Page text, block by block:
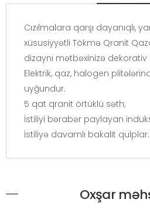
Cızılmalara qarşı dayanıqlı,
xüsusiyyətli Tökmə Qranit
dizaynı mətbəxinizə
Elektrik, qaz, halogen
uyğundur.
5 qat qranit örtüklü səth;
İstiliyi bərabər paylayan
İstiliyə davamlı bakalit qulplar.
Oxşar